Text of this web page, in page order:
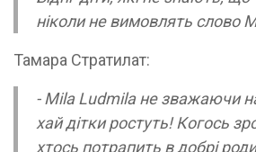
ніколи не вимовлять
Тамара Стратилат:
- Mila Ludmila не зважаючи
хай дітки ростуть! Когось
хтось потрапить в добрі